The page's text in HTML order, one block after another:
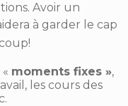
Avoir un
à garder le cap
moments fixes »,
les cours des